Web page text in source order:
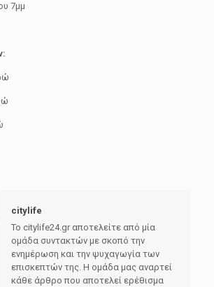
7μμ
citylife
Το citylife24.gr αποτελείτε από μία
ομάδα συντακτών με σκοπό την
ενημέρωση και την ψυχαγωγία των
επισκεπτών της. Η ομάδα μας αναρτεί
κάθε άρθρο που αποτελεί ερέθισμα